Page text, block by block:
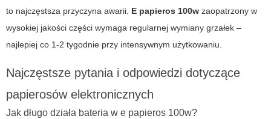
to najczęstsza przyczyna awarii. E papieros 100w zaopatrzony w
wysokiej jakości części wymaga regularnej wymiany grzałek –
najlepiej co 1-2 tygodnie przy intensywnym użytkowaniu.
Najczęstsze pytania i odpowiedzi dotyczące
papierosów elektronicznych
Jak długo działa bateria w e papieros 100w?